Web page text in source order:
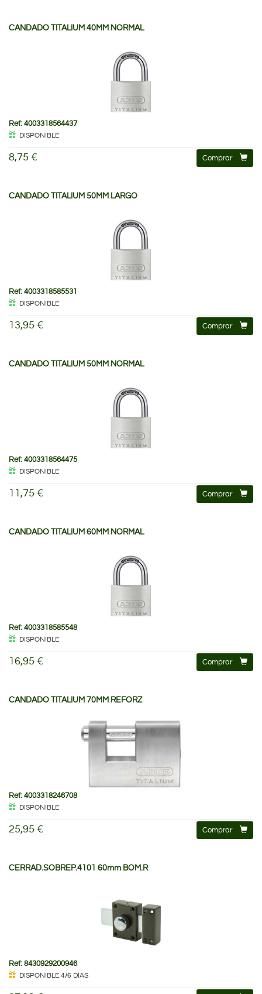
CANDADO TITALIUM 40MM NORMAL
Ref: 4003318564437
DISPONIBLE
8,75 € Comprar
CANDADO TITALIUM 50MM LARGO
Ref: 4003318585531
DISPONIBLE
13,95 € Comprar
CANDADO TITALIUM 50MM NORMAL
Ref: 4003318564475
DISPONIBLE
11,75 € Comprar
CANDADO TITALIUM 60MM NORMAL
Ref: 4003318585548
DISPONIBLE
16,95 € Comprar
CANDADO TITALIUM 70MM REFORZ
Ref: 4003318246708
DISPONIBLE
25,95 € Comprar
CERRAD.SOBREP.4101 60mm BOM.R
Ref: 8430929200946
DISPONIBLE 4/6 DÍAS